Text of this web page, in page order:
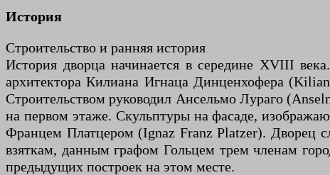
История
Строительство и ранняя история
История дворца начинается в середине XVIII
архитектора Килиана Игнаца Динценхофера
Строительством руководил Ансельмо Лураго
на первом этаже. Скульптуры на фасаде,
Францем Платцером (Ignaz Franz Platzer). Дворец
взяткам, данным графом Гольцем трем членам
предыдущих построек на этом месте.